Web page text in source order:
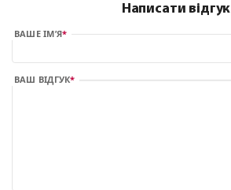
Написати відгук
ВАШЕ ІМ’Я
ВАШ ВІДГУК